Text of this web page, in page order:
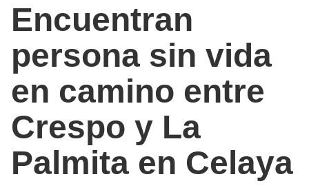
Encuentran
persona sin vida
en camino entre
Crespo y La
Palmita en Celaya